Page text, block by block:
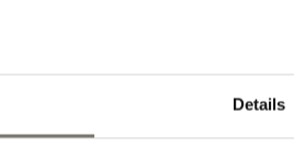
Details